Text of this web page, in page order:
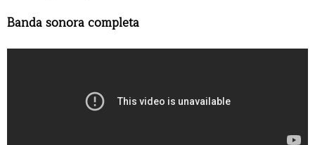
Banda sonora completa